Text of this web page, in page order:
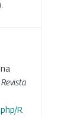
Revista
R